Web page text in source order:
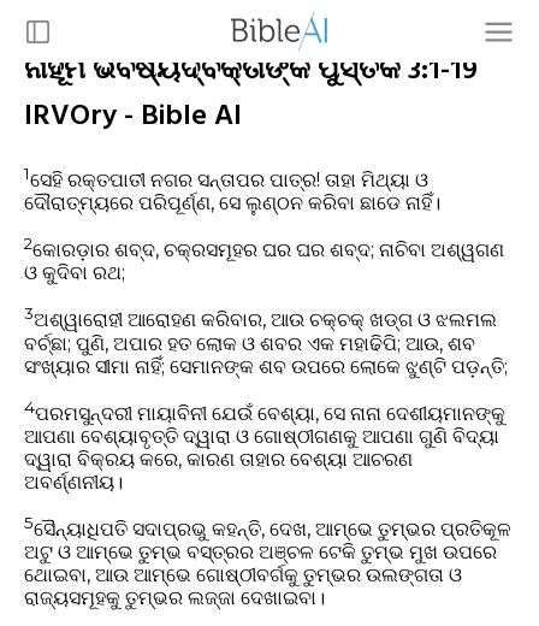
ନାହୂମ ଭବିଷ୍ୟଦ୍ବକ୍ତାଙ୍କ ପୁସ୍ତକ 3:1-19
IRVOry - Bible AI
1ସେହି ରକ୍ତପାତୀ ନଗର ସନ୍ତାପର ପାତ୍ର! ତାହା ମିଥ୍ୟା ଓ
ଦୌରାତ୍ମ୍ୟରେ ପରିପୂର୍ଣ୍ଣ, ସେ ଲୁଣ୍ଠନ କରିବା ଛାଡେ ନାହିଁ।
2କୋରଡ଼ାର ଶବ୍ଦ, ଚକ୍ରସମୂହର ଘର ଘର ଶବ୍ଦ; ନାଚିବା ଅଶ୍ୱଗଣ
ଓ କୁଦିବା ରଥ;
3ଅଶ୍ୱାରୋହୀ ଆରୋହଣ କରିବାର, ଆଉ ଚକ୍‍ଚକ୍ ଖଡ୍ଗ ଓ ଝଲମଲ
ବର୍ଚ୍ଛା; ପୁଣି, ଅପାର ହତ ଲୋକ ଓ ଶବର ଏକ ମହାଢିପି; ଆଉ, ଶବ
ସଂଖ୍ୟାର ସୀମା ନାହିଁ; ସେମାନଙ୍କ ଶବ ଉପରେ ଲୋକେ ଝୁଣ୍ଟି ପଡ଼ନ୍ତି;
4ପରମସୁନ୍ଦରୀ ମାୟାବିନୀ ଯେଉଁ ବେଶ୍ୟା, ସେ ନାନା ଦେଶୀୟମାନଙ୍କୁ
ଆପଣା ବେଶ୍ୟାବୃତ୍ତି ଦ୍ୱାରା ଓ ଗୋଷ୍ଠୀଗଣକୁ ଆପଣା ଗୁଣି ବିଦ୍ୟା
ଦ୍ୱାରା ବିକ୍ରୟ କରେ, କାରଣ ତାହାର ବେଶ୍ୟା ଆଚରଣ
ଅବର୍ଣ୍ଣନୀୟ।
5ସୈନ୍ୟାଧିପତି ସଦାପ୍ରଭୁ କହନ୍ତି, ଦେଖ, ଆମ୍ଭେ ତୁମ୍ଭର ପ୍ରତିକୂଳ
ଅଟୁ ଓ ଆମ୍ଭେ ତୁମ୍ଭ ବସ୍ତ୍ରର ଅଞ୍ଚଳ ଟେକି ତୁମ୍ଭ ମୁଖ ଉପରେ
ଥୋଇବା, ଆଉ ଆମ୍ଭେ ଗୋଷ୍ଠୀବର୍ଗକୁ ତୁମ୍ଭର ଉଲଙ୍ଗତା ଓ
ରାଜ୍ୟସମୂହକୁ ତୁମ୍ଭର ଲଜ୍ଜା ଦେଖାଇବା।